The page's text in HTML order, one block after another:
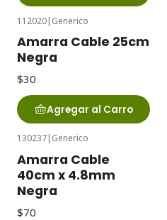
112020| Generico
Amarra Cable 25cm
Negra
$30
Agregar al Carro
130237| Generico
Amarra Cable
40cm x 4.8mm
Negra
$70